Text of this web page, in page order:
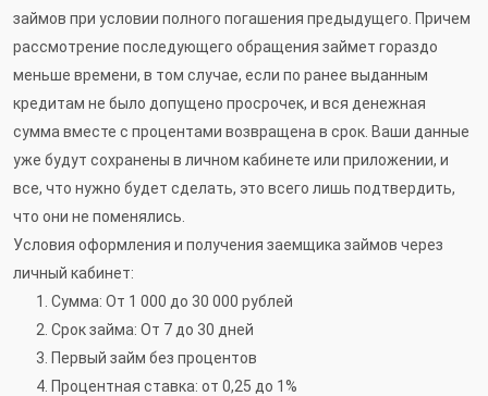
займов при условии полного погашения предыдущего. Причем
рассмотрение последующего обращения займет гораздо
меньше времени, в том случае, если по ранее выданным
кредитам не было допущено просрочек, и вся денежная
сумма вместе с процентами возвращена в срок. Ваши данные
уже будут сохранены в личном кабинете или приложении, и
все, что нужно будет сделать, это всего лишь подтвердить,
что они не поменялись.
Условия оформления и получения заемщика займов через
личный кабинет:
Сумма: От 1 000 до 30 000 рублей
Срок займа: От 7 до 30 дней
Первый займ без процентов
Процентная ставка: от 0,25 до 1%